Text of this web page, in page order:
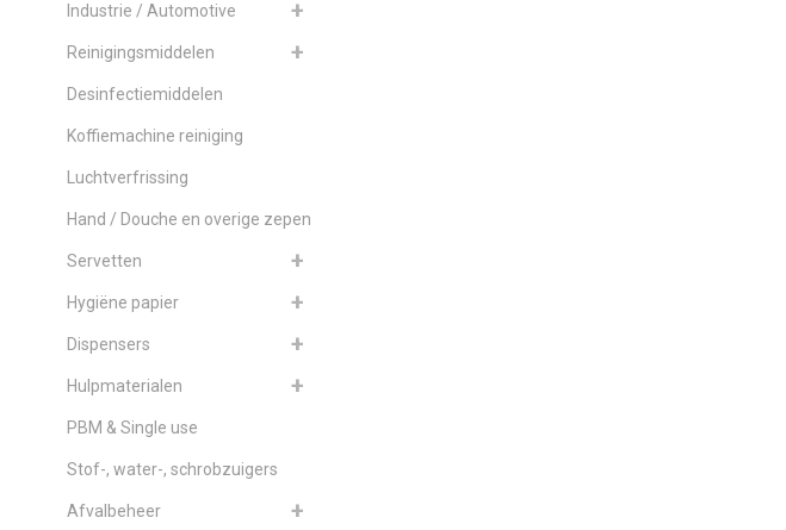
Industrie / Automotive
Reinigingsmiddelen
Desinfectiemiddelen
Koffiemachine reiniging
Luchtverfrissing
Hand / Douche en overige zepen
Servetten
Hygiëne papier
Dispensers
Hulpmaterialen
PBM & Single use
Stof-, water-, schrobzuigers
Afvalbeheer